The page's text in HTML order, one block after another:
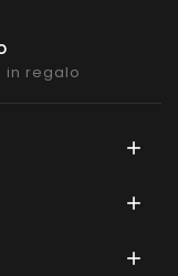
in regalo


